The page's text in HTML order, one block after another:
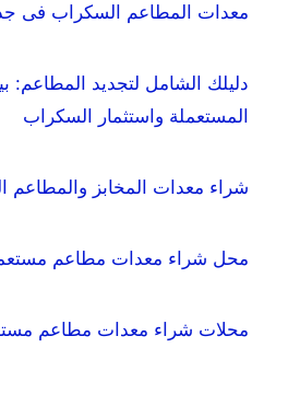
معدات المطاعم السكراب فى
دليلك الشامل لتجديد المطاعم:
المستعملة واستثمار السكراب
شراء معدات المخابز والمطاعم
محل شراء معدات مطاعم
محلات شراء معدات مطاعم